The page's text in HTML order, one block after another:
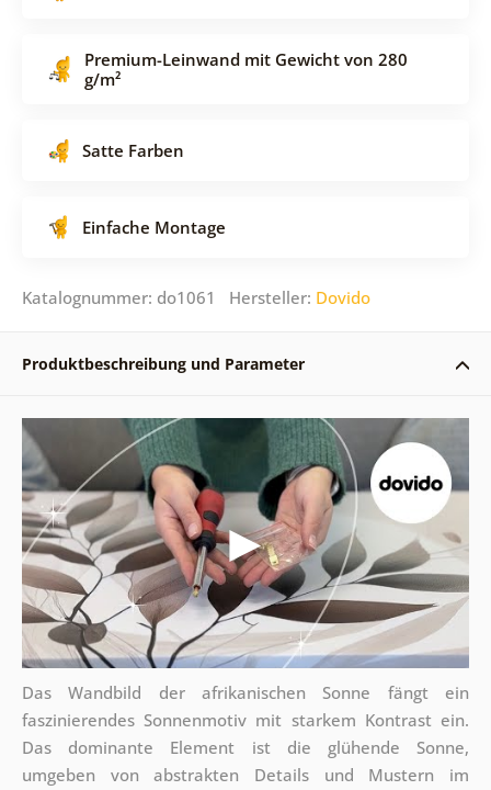
Premium-Leinwand mit Gewicht von 280
g/m²
Satte Farben
Einfache Montage
Katalognummer: do1061 Hersteller: Dovido
Produktbeschreibung und Parameter
Das Wandbild der afrikanischen Sonne fängt ein
faszinierendes Sonnenmotiv mit starkem Kontrast ein.
Das dominante Element ist die glühende Sonne,
umgeben von abstrakten Details und Mustern im